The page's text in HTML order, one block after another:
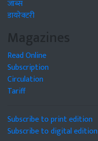
जॉब्स
डायरेक्टरी
Magazines
Read Online
Subscription
Circulation
Tariff
Subscribe to print edition
Subscribe to digital edition